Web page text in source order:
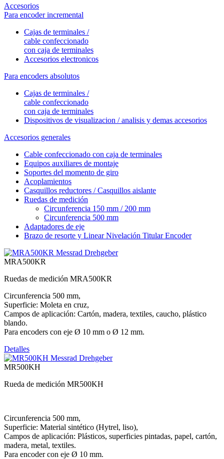
Accesorios
Para encoder incremental
Cajas de terminales /
cable confeccionado
con caja de terminales
Accesorios electronicos
Para encoders absolutos
Cajas de terminales /
cable confeccionado
con caja de terminales
Dispositivos de visualizacion / analisis y demas accesorios
Accesorios generales
Cable confeccionado con caja de terminales
Equipos auxiliares de montaje
Soportes del momento de giro
Acoplamientos
Casquillos reductores / Casquillos aislante
Ruedas de medición
Circunferencia 150 mm / 200 mm
Circunferencia 500 mm
Adaptadores de eje
Brazo de resorte y Linear Nivelación Titular Encoder
MRA500KR
Ruedas de medición MRA500KR
Circunferencia 500 mm,
Superficie: Moleta en cruz,
Campos de aplicación: Cartón, madera, textiles, caucho, plástico
blando.
Para encoders con eje Ø 10 mm o Ø 12 mm.
Detalles
MR500KH
Rueda de medición MR500KH
Circunferencia 500 mm,
Superficie: Material sintético (Hytrel, liso),
Campos de aplicación: Plásticos, superficies pintadas, papel, cartón,
madera, metal, textiles.
Para encoder con eje Ø 10 mm.